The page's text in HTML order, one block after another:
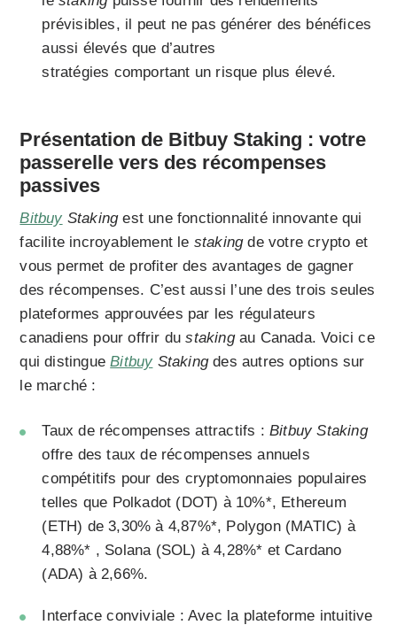
prévisibles, il peut ne pas générer des bénéfices
aussi élevés que d’autres
stratégies comportant un risque plus élevé.
Présentation de Bitbuy Staking : votre
passerelle vers des récompenses
passives
Bitbuy Stakingest une fonctionnalité innovante qui
facilite incroyablement le stakingde votre crypto et
vous permet de profiter des avantages de gagner
des récompenses. C’est aussi l’une des trois seules
plateformes approuvées par les régulateurs
canadiens pour offrir dustakingau Canada. Voici ce
qui distingueBitbuy Stakingdes autres options sur
le marché :
Taux de récompenses attractifs :BitbuyStaking
offre des taux de récompenses annuels
compétitifs pour des cryptomonnaies populaires
telles que Polkadot (DOT) à 10%*, Ethereum
(ETH) de 3,30% à 4,87%*, Polygon (MATIC) à
4,88%* , Solana (SOL) à 4,28%* et Cardano
(ADA) à 2,66%.
Interface conviviale : Avec la plateforme intuitive